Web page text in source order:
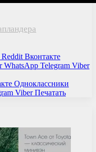
Reddit Вконтакте
WhatsApp Telegram Viber
Одноклассники
Viber Печатать